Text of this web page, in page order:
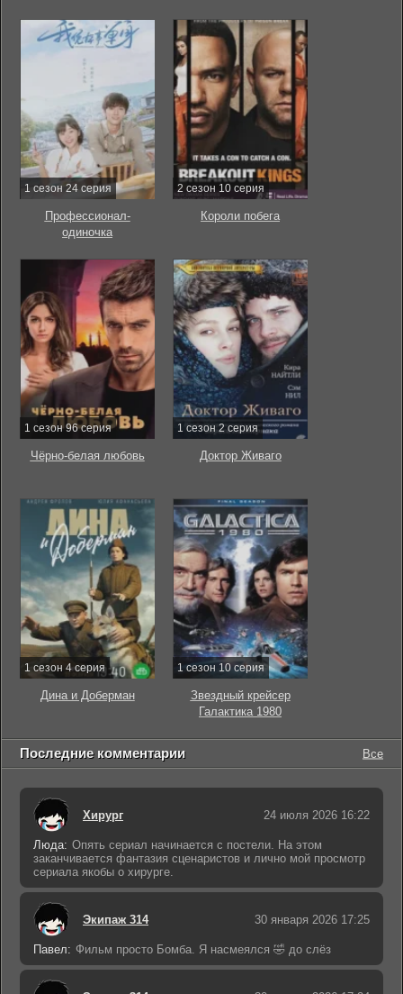
1 сезон 24 серия
Профессионал-
одиночка
2 сезон 10 серия
Короли побега
1 сезон 96 серия
Чёрно-белая любовь
1 сезон 2 серия
Доктор Живаго
1 сезон 4 серия
Дина и Доберман
1 сезон 10 серия
Звездный крейсер
Галактика 1980
Последние комментарии Все
Хирург 24 июля 2026 16:22
Люда: Опять сериал начинается с постели. На этом
заканчивается фантазия сценаристов и лично мой просмотр
сериала якобы о хирурге.
Экипаж 314 30 января 2026 17:25
Павел: Фильм просто Бомба. Я насмеялся 🤣 до слёз